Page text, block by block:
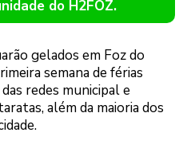
do H2FOZ.
gelados em Foz do
semana de férias
redes municipal e
além da maioria dos